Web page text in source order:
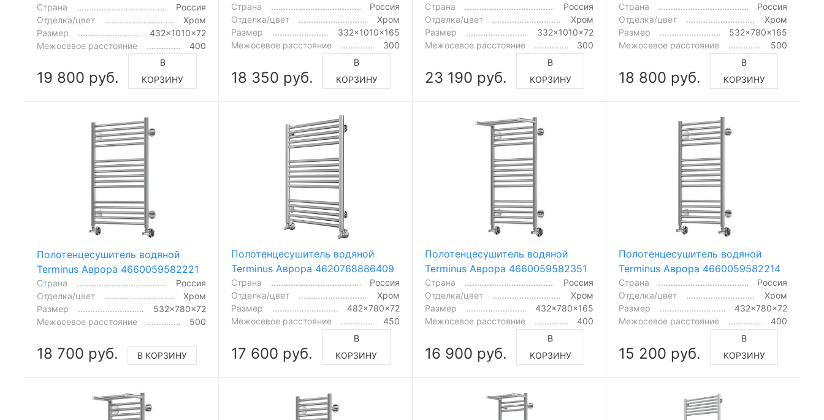
Страна
Россия
Отделка/цвет
Хром
Размер
432x1010x72
Межосевое расстояние
400
19 800 руб.
В
КОРЗИНУ
Страна
Россия
Отделка/цвет
Хром
Размер
332x1010x165
Межосевое расстояние
300
18 350 руб.
В
КОРЗИНУ
Страна
Россия
Отделка/цвет
Хром
Размер
332x1010x72
Межосевое расстояние
300
23 190 руб.
В
КОРЗИНУ
Страна
Россия
Отделка/цвет
Хром
Размер
532x780x165
Межосевое расстояние
500
18 800 руб.
В
КОРЗИНУ
Полотенцесушитель водяной
Terminus Аврора 4660059582221
Страна
Россия
Отделка/цвет
Хром
Размер
532x780x72
Межосевое расстояние
500
18 700 руб. В КОРЗИНУ
Полотенцесушитель водяной
Terminus Аврора 4620768886409
Страна
Россия
Отделка/цвет
Хром
Размер
482x780x72
Межосевое расстояние
450
17 600 руб.
В
КОРЗИНУ
Полотенцесушитель водяной
Terminus Аврора 4660059582351
Страна
Россия
Отделка/цвет
Хром
Размер
432x780x165
Межосевое расстояние
400
16 900 руб.
В
КОРЗИНУ
Полотенцесушитель водяной
Terminus Аврора 4660059582214
Страна
Россия
Отделка/цвет
Хром
Размер
432x780x72
Межосевое расстояние
400
15 200 руб.
В
КОРЗИНУ